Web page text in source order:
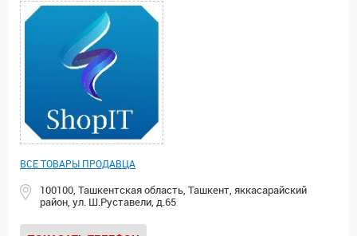
ВСЕ ТОВАРЫ ПРОДАВЦА
100100, Ташкентская область, Ташкент, яккасарайский
район, ул. Ш.Руставели, д.65